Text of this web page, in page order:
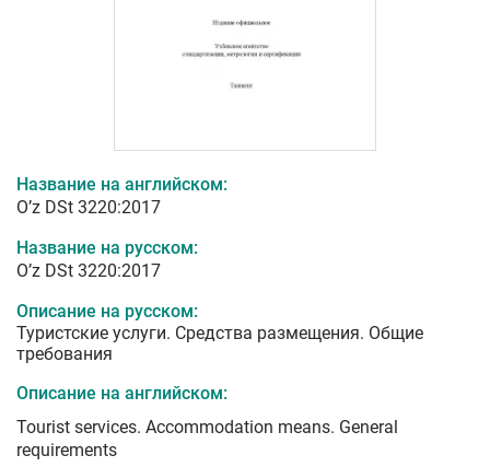
Название на английском:
O’z DSt 3220:2017
Название на русском:
O’z DSt 3220:2017
Описание на русском:
Туристские услуги. Средства размещения. Общие
требования
Описание на английском:
Tourist services. Accommodation means. General
requirements